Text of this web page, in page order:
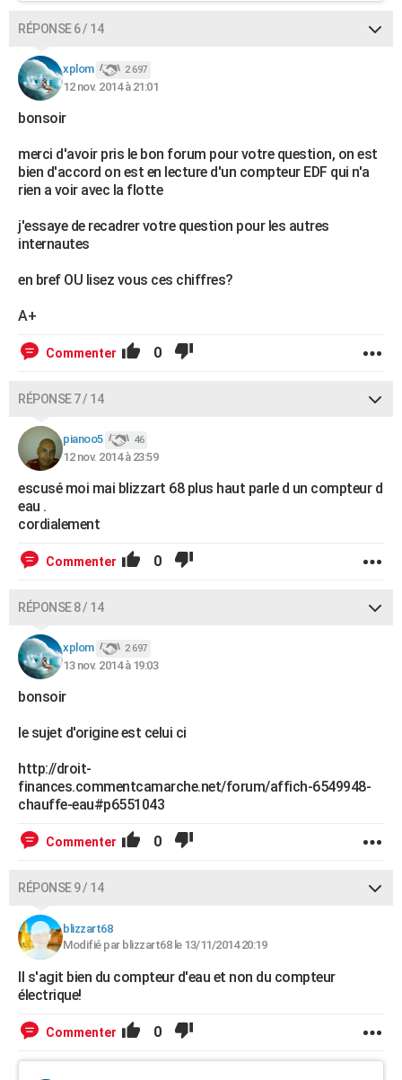
RÉPONSE 6 / 14
xplom 2 697
12 nov. 2014 à 21:01
bonsoir
merci d'avoir pris le bon forum pour votre question, on est
bien d'accord on est en lecture d'un compteur EDF qui n'a
rien a voir avec la flotte
j'essaye de recadrer votre question pour les autres
internautes
en bref OU lisez vous ces chiffres?
A+
Commenter 0
RÉPONSE 7 / 14
pianoo5 46
12 nov. 2014 à 23:59
escusé moi mai blizzart 68 plus haut parle d un compteur d
eau .
cordialement
Commenter 0
RÉPONSE 8 / 14
xplom 2 697
13 nov. 2014 à 19:03
bonsoir
le sujet d'origine est celui ci
http://droit-
finances.commentcamarche.net/forum/affich-6549948-
chauffe-eau#p6551043
Commenter 0
RÉPONSE 9 / 14
blizzart68
Modifié par blizzart68 le 13/11/2014 20:19
Il s'agit bien du compteur d'eau et non du compteur
électrique!
Commenter 0